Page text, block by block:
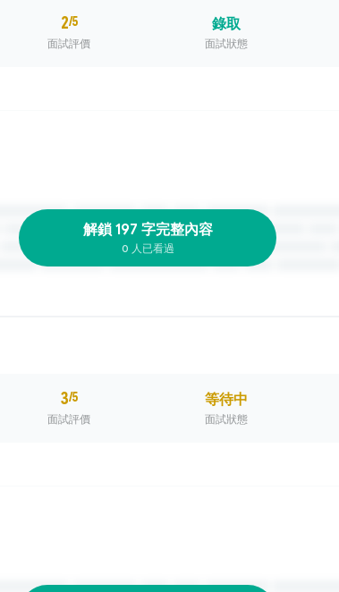
2/5
面試評價
錄取
面試狀態
解鎖 197 字完整內容
0 人已看過
3/5
面試評價
等待中
面試狀態